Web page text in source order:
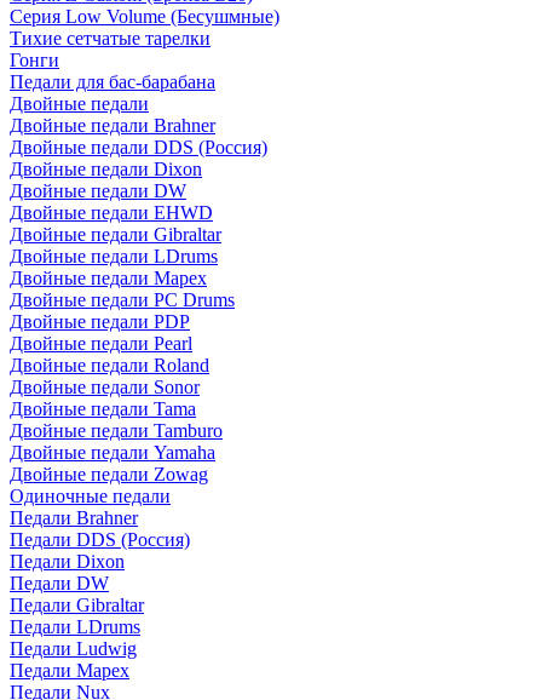
Серия Low Volume (Бесушмные)
Тихие сетчатые тарелки
Гонги
Педали для бас-барабана
Двойные педали
Двойные педали Brahner
Двойные педали DDS (Россия)
Двойные педали Dixon
Двойные педали DW
Двойные педали EHWD
Двойные педали Gibraltar
Двойные педали LDrums
Двойные педали Mapex
Двойные педали PC Drums
Двойные педали PDP
Двойные педали Pearl
Двойные педали Roland
Двойные педали Sonor
Двойные педали Tama
Двойные педали Tamburo
Двойные педали Yamaha
Двойные педали Zowag
Одиночные педали
Педали Brahner
Педали DDS (Россия)
Педали Dixon
Педали DW
Педали Gibraltar
Педали LDrums
Педали Ludwig
Педали Mapex
Педали Nux